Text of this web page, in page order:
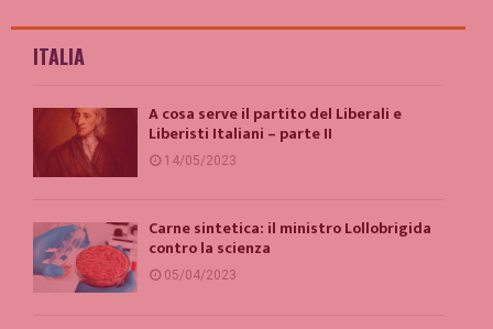
ITALIA
A cosa serve il partito del Liberali e
Liberisti Italiani – parte II
14/05/2023
Carne sintetica: il ministro Lollobrigida
contro la scienza
05/04/2023